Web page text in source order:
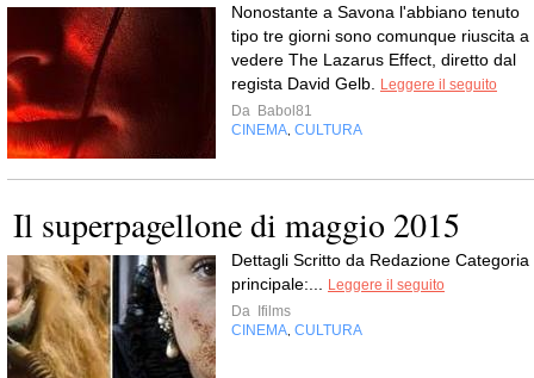
Nonostante a Savona l'abbiano tenuto
tipo tre giorni sono comunque riuscita a
vedere The Lazarus Effect, diretto dal
regista David Gelb.
Leggere il seguito
Da Babol81
CINEMA CULTURA
Il superpagellone di maggio 2015
Dettagli Scritto da Redazione Categoria
principale:...
Leggere il seguito
Da
Ifilms
CINEMA CULTURA